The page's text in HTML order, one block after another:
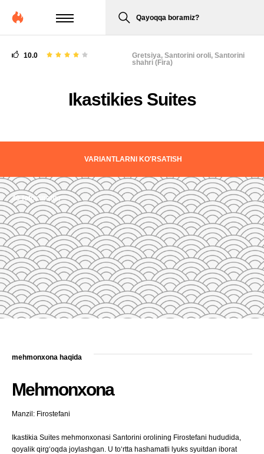
Qayoqqa boramiz?
10.0
Ikastikies Suites
Gretsiya, Santorini oroli, Santorini
shahri (Fira)
VARIANTLARNI KO'RSATISH
40 fotosuratlar
mehmonxona haqida
Mehmonxona
Manzil: Firostefani
Ikastikia Suites mehmonxonasi Santorini orolining Firostefani hududida,
qoyalik qirgʻoqda joylashgan. U toʻrtta hashamatli lyuks syuitdan iborat